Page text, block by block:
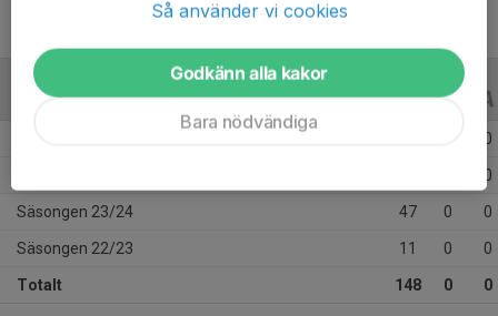
ALLA SERIER ALLA ÅR
0
0
Säsongen 23/24 47 0 0
Säsongen 22/23 11 0 0
Totalt 148 0 0
Så använder vi cookies
Godkänn alla kakor
Bara nödvändiga